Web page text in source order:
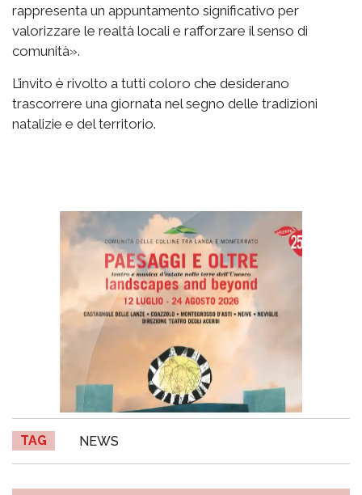
rappresenta un appuntamento significativo per
valorizzare le realtà locali e rafforzare il senso di
comunità».
L’invito è rivolto a tutti coloro che desiderano
trascorrere una giornata nel segno delle tradizioni
natalizie e del territorio.
TAG NEWS